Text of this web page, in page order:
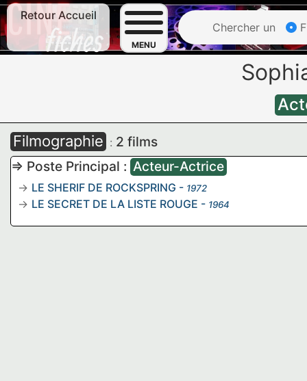
Retour Accueil
MENU
Chercher un
Filmographie : 2 films
=> Poste Principal : Acteur-Actrice
LE SHERIF DE ROCKSPRING - 1972
LE SECRET DE LA LISTE ROUGE - 1964